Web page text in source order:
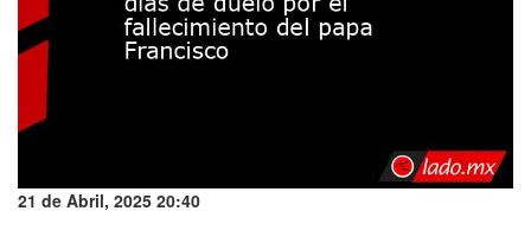
21 de Abril, 2025 20:40